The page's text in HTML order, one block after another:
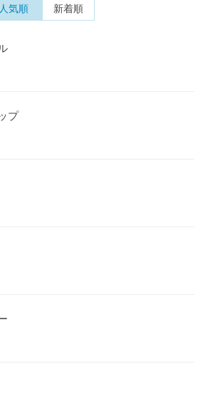
人気順 新着順
プ